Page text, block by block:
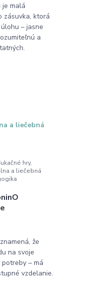
je malá
zásuvka, ktorá
– jasne
a
hry,
a liečebná
že
na svoje
– má
vzdelanie.